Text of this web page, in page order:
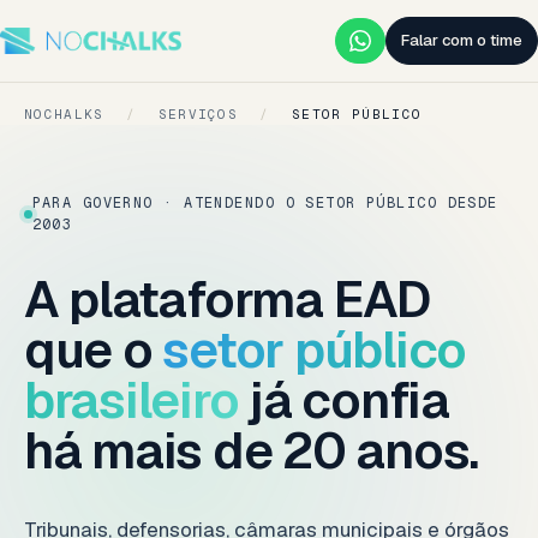
Falar com o time
NOCHALKS / SERVIÇOS / SETOR PÚBLICO
PARA GOVERNO · ATENDENDO O SETOR PÚBLICO DESDE
2003
A plataforma EAD
que osetor público
brasileiro já confia
há mais de 20 anos.
Tribunais, defensorias, câmaras municipais e órgãos